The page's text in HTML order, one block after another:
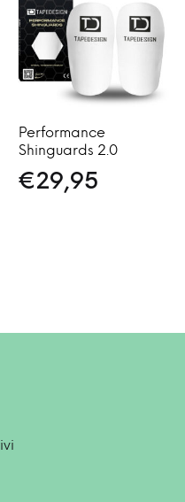
Performance
Shinguards 2.0
€29,95